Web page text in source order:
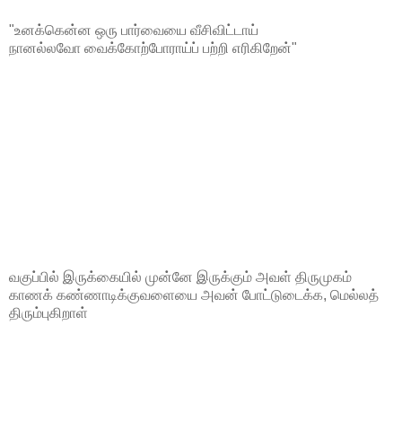
"உனக்கென்ன ஒரு பார்வையை வீசிவிட்டாய்
நானல்லவோ வைக்கோற்போராய்ப் பற்றி எரிகிறேன்"
வகுப்பில் இருக்கையில் முன்னே இருக்கும் அவள் திருமுகம்
காணக் கண்ணாடிக்குவளையை அவன் போட்டுடைக்க, மெல்லத்
திரும்புகிறாள்